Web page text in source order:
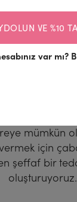
mümkün
için
şeffaf bir
oluşturuyoruz.
VE %10
var mı?